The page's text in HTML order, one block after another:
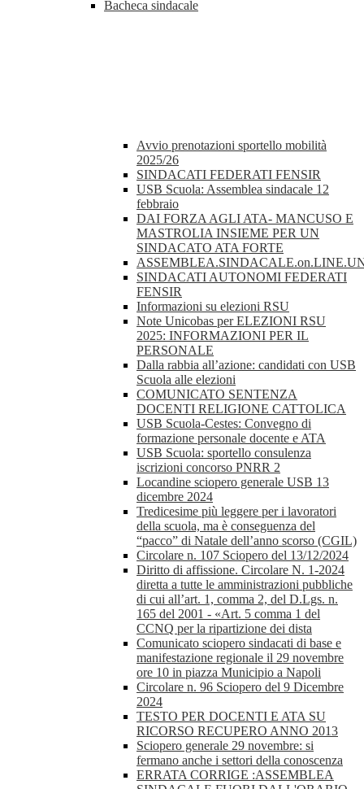
Bacheca sindacale
Avvio prenotazioni sportello mobilità
2025/26
SINDACATI FEDERATI FENSIR
USB Scuola: Assemblea sindacale 12
febbraio
DAI FORZA AGLI ATA- MANCUSO E
MASTROLIA INSIEME PER UN
SINDACATO ATA FORTE
SINDACATI AUTONOMI FEDERATI
FENSIR
Informazioni su elezioni RSU
Note Unicobas per ELEZIONI RSU
2025: INFORMAZIONI PER IL
PERSONALE
Dalla rabbia all’azione: candidati con USB
Scuola alle elezioni
COMUNICATO SENTENZA
DOCENTI RELIGIONE CATTOLICA
USB Scuola-Cestes: Convegno di
formazione personale docente e ATA
USB Scuola: sportello consulenza
iscrizioni concorso PNRR 2
Locandine sciopero generale USB 13
dicembre 2024
Tredicesime più leggere per i lavoratori
della scuola, ma è conseguenza del
“pacco” di Natale dell’anno scorso (CGIL)
Circolare n. 107 Sciopero del 13/12/2024
Diritto di affissione. Circolare N. 1-2024
diretta a tutte le amministrazioni pubbliche
di cui all’art. 1, comma 2, del D.Lgs. n.
165 del 2001 - «Art. 5 comma 1 del
CCNQ per la ripartizione dei dista
Comunicato sciopero sindacati di base e
manifestazione regionale il 29 novembre
ore 10 in piazza Municipio a Napoli
Circolare n. 96 Sciopero del 9 Dicembre
2024
TESTO PER DOCENTI E ATA SU
RICORSO RECUPERO ANNO 2013
Sciopero generale 29 novembre: si
fermano anche i settori della conoscenza
ERRATA CORRIGE :ASSEMBLEA